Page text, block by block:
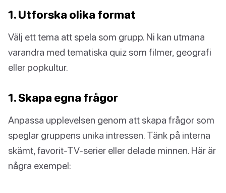
1. Utforska olika format
Välj ett tema att spela som grupp. Ni kan utmana
varandra med tematiska quiz som filmer, geografi
eller popkultur.
1. Skapa egna frågor
Anpassa upplevelsen genom att skapa frågor som
speglar gruppens unika intressen. Tänk på interna
skämt, favorit-TV-serier eller delade minnen. Här är
några exempel: